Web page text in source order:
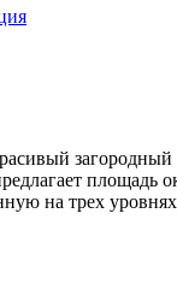
площадь
на трех